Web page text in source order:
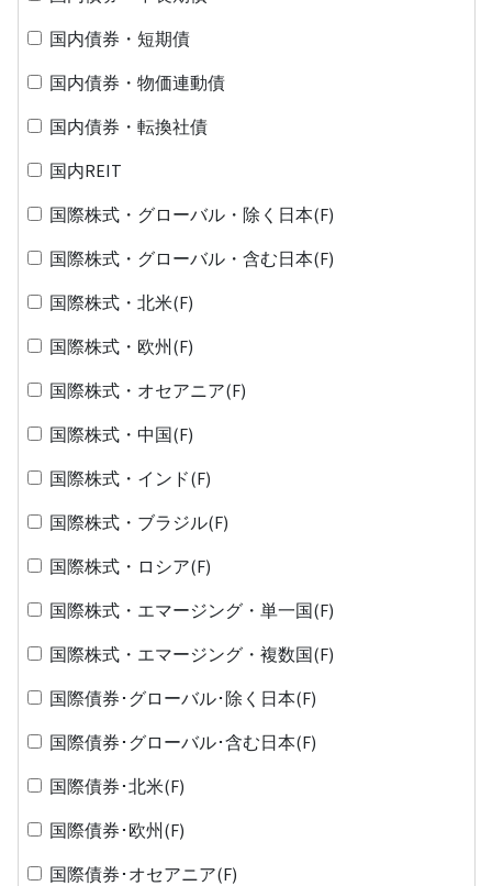
国内債券・短期債
国内債券・物価連動債
国内債券・転換社債
国内REIT
国際株式・グローバル・除く日本(F)
国際株式・グローバル・含む日本(F)
国際株式・北米(F)
国際株式・欧州(F)
国際株式・オセアニア(F)
国際株式・中国(F)
国際株式・インド(F)
国際株式・ブラジル(F)
国際株式・ロシア(F)
国際株式・エマージング・単一国(F)
国際株式・エマージング・複数国(F)
国際債券･グローバル･除く日本(F)
国際債券･グローバル･含む日本(F)
国際債券･北米(F)
国際債券･欧州(F)
国際債券･オセアニア(F)